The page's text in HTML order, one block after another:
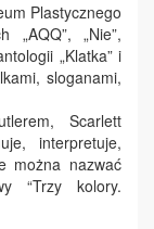
Plastycznego
„AQQ”, „Nie”,
„Klatka” i
sloganami,
Scarlett
interpretuje,
można nazwać
“Trzy kolory.